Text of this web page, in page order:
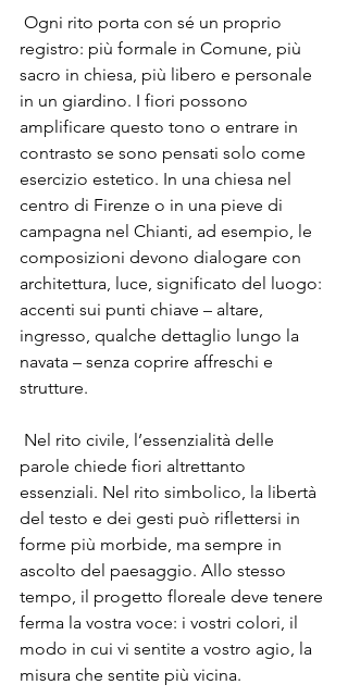
Ogni rito porta con sé un proprio
registro: più formale in Comune, più
sacro in chiesa, più libero e personale
in un giardino. I fiori possono
amplificare questo tono o entrare in
contrasto se sono pensati solo come
esercizio estetico. In una chiesa nel
centro di Firenze o in una pieve di
campagna nel Chianti, ad esempio, le
composizioni devono dialogare con
architettura, luce, significato del luogo:
accenti sui punti chiave – altare,
ingresso, qualche dettaglio lungo la
navata – senza coprire affreschi e
strutture.
Nel rito civile, l’essenzialità delle
parole chiede fiori altrettanto
essenziali. Nel rito simbolico, la libertà
del testo e dei gesti può riflettersi in
forme più morbide, ma sempre in
ascolto del paesaggio. Allo stesso
tempo, il progetto floreale deve tenere
ferma la vostra voce: i vostri colori, il
modo in cui vi sentite a vostro agio, la
misura che sentite più vicina.